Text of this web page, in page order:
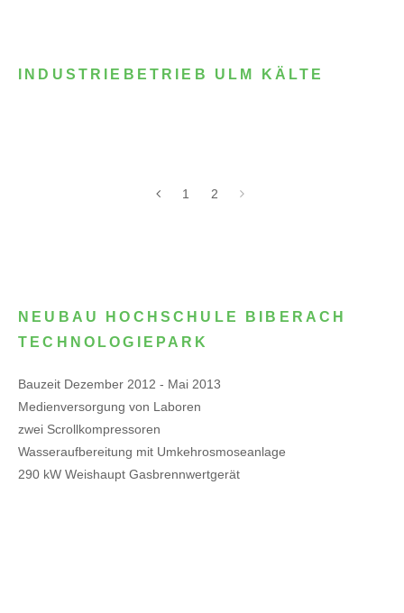
INDUSTRIEBETRIEB ULM KÄLTE
1 2
NEUBAU HOCHSCHULE BIBERACH
TECHNOLOGIEPARK
Bauzeit Dezember 2012 - Mai 2013
Medienversorgung von Laboren
zwei Scrollkompressoren
Wasseraufbereitung mit Umkehrosmoseanlage
290 kW Weishaupt Gasbrennwertgerät